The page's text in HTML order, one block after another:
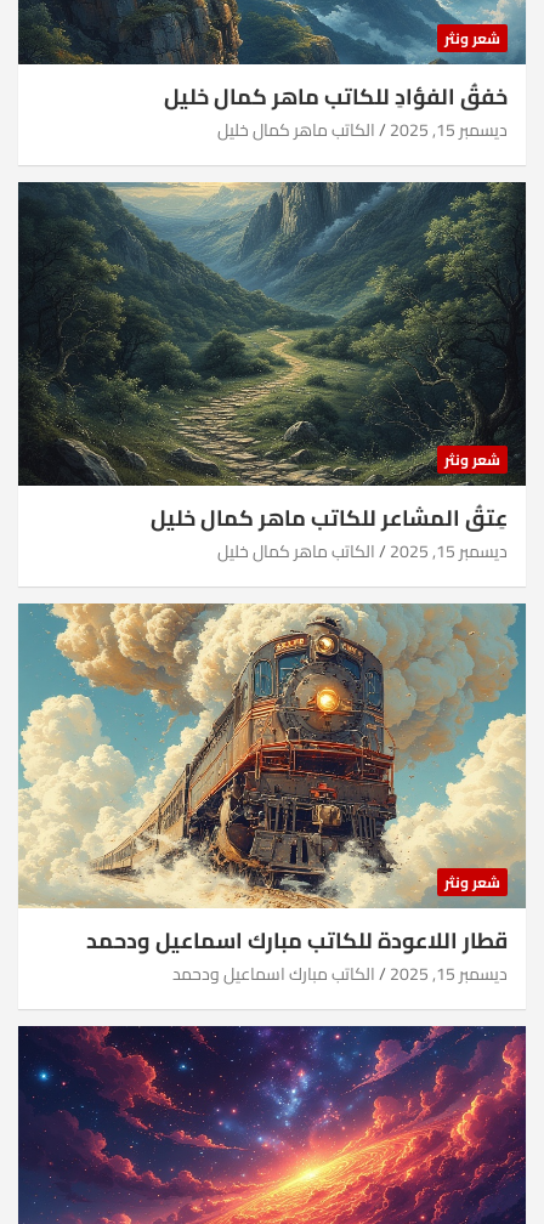
شعر ونثر
خفقُ الفؤادِ للكاتب ماهر كمال خليل
ديسمبر 15, 2025 الكاتب ماهر كمال خليل
شعر ونثر
عِتقُ المشاعر للكاتب ماهر كمال خليل
ديسمبر 15, 2025 الكاتب ماهر كمال خليل
شعر ونثر
قطار اللاعودة للكاتب مبارك اسماعيل ودحمد
ديسمبر 15, 2025 الكاتب مبارك اسماعيل ودحمد